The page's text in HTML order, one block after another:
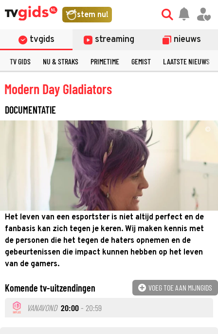
stem nu!
tvgids streaming nieuws
TV GIDS NU & STRAKS PRIMETIME GEMIST LAATSTE NIEUWS
Modern Day Gladiators
DOCUMENTATIE
©
Het leven van een esportster is niet altijd perfect en de
fanbasis kan zich tegen je keren. Wij maken kennis met
de personen die het tegen de haters opnemen en de
gebeurtenissen die impact kunnen hebben op het leven
van de gamers.
Komende tv-uitzendingen VOEG TOE AAN MIJNGIDS
VANAVOND 20:00- 20:59